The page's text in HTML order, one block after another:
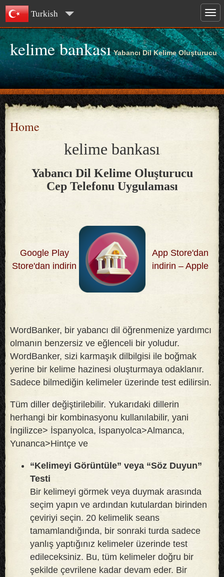
Turkish
kelime bankası Yabancı Dil Kelime Oluşturucu
Home
kelime bankası
Yabancı Dil Kelime Oluşturucu
Cep Telefonu Uygulaması
Google Play
Store'dan indirin
App Store'dan
indirin – Apple
WordBanker, bir yabancı dil öğrenmenize yardımcı
olmanın benzersiz ve eğlenceli bir yoludur.
WordBanker, sizi karmaşık dilbilgisi ile boğmak
yerine bir kelime hazinesi oluşturmaya odaklanır.
Sadece bilmediğin kelimeler üzerinde test edilirsin.
Tüm diller değiştirilebilir. Yukarıdaki dillerin
herhangi bir kombinasyonu kullanılabilir, yani
İngilizce> İspanyolca, İspanyolca>Almanca,
Yunanca>Hintçe ve
“Kelimeyi Görüntüle” veya “Söz Duyun”
Testi
Bir kelimeyi görmek veya duymak arasında
seçim yapın ve ardından kutulardan birinden
çeviriyi seçin. 20 kelimelik seans
tamamlandığında, bir sonraki turda sadece
yanlış yaptığınız kelimeler üzerinde test
edileceksiniz. Bu, tüm kelimeler doğru bir
şekilde çevrilene kadar devam eder. Bir